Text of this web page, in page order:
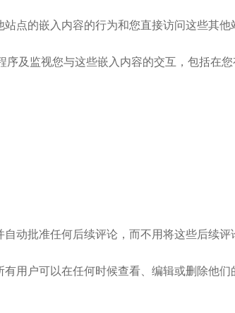
点的嵌入内容的行为和您直接访问这些其他
及监视您与这些嵌入内容的交互，包括在
动批准任何后续评论，而不用将这些后续评
用户可以在任何时候查看、编辑或删除他们